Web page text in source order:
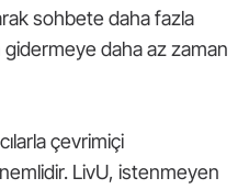
sohbete daha fazla
gidermeye daha az zaman
çevrimiçi
LivU, istenmeyen